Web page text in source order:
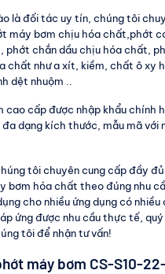
là đối tác uy tín, chúng tôi
máy bơm chịu hóa chất,phớt
phớt chắn dầu chịu hóa chất,
chất như a xít, kiềm, chất ô xy
dệt nhuộm ..
cao cấp được nhập khẩu chính
dạng kích thước, mẫu mã với
tôi chuyên cung cấp đầy
bơm hóa chất theo đúng nhu
cho nhiều ứng dụng có nhiều
ứng được nhu cầu thực tế,
tôi để nhận tư vấn!
máy bơm CS-S10-